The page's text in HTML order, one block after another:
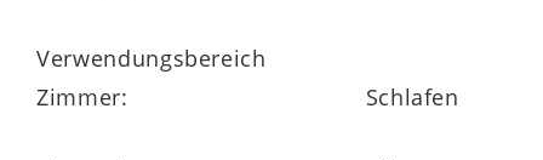
Verwendungsbereich
Zimmer:
Schlafen